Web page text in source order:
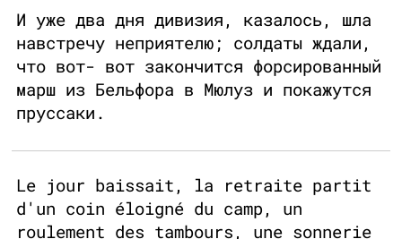
И уже два дня дивизия, казалось, шла
навстречу неприятелю; солдаты ждали,
что вот- вот закончится форсированный
марш из Бельфора в Мюлуз и покажутся
пруссаки.
Le jour baissait, la retraite partit
d'un coin éloigné du camp, un
roulement des tambours, une sonnerie